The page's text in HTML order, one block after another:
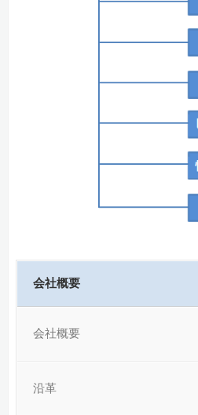
会社概要
会社概要
沿革